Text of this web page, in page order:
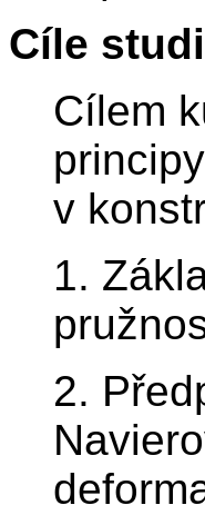
Cíle
Cílem
v
1.
2.